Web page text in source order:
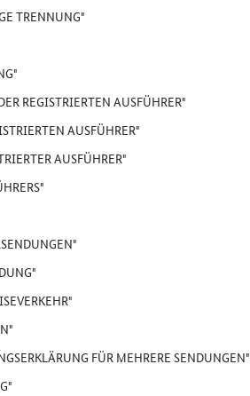
TRENNUNG"
REGISTRIERTEN AUSFÜHRER"
AUSFÜHRER"
AUSFÜHRER"
FÜR MEHRERE SENDUNGEN"